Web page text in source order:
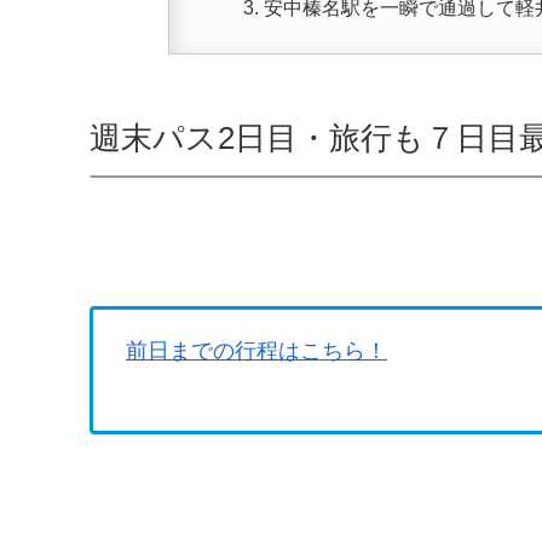
安中榛名駅を一瞬で通過して軽
週末パス2日目・旅行も７日目
前日までの行程はこちら！